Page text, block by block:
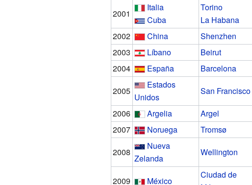
2001
Italia
Cuba
Torino
La Habana
2002
China Shenzhen
2003
Líbano Beirut
2004
España Barcelona
2005
Estados
Unidos
San Francisco
2006
Argelia Argel
2007
Noruega Tromsø
2008
Nueva
Zelanda
Wellington
2009 México
Ciudad de